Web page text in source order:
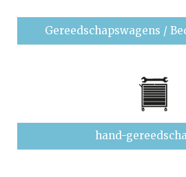
Gereedschapswagens /
hand-